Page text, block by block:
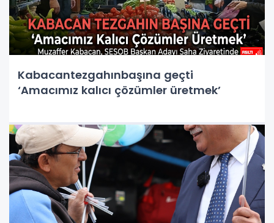
Kabacantezgahınbaşına geçti
‘Amacımız kalıcı çözümler üretmek’